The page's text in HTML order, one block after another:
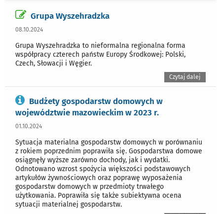
Grupa Wyszehradzka
08.10.2024
Grupa Wyszehradzka to nieformalna regionalna forma
współpracy czterech państw Europy Środkowej: Polski,
Czech, Słowacji i Węgier.
Czytaj dalej
Budżety gospodarstw domowych w
województwie mazowieckim w 2023 r.
01.10.2024
Sytuacja materialna gospodarstw domowych w porównaniu
z rokiem poprzednim poprawiła się. Gospodarstwa domowe
osiągnęły wyższe zarówno dochody, jak i wydatki.
Odnotowano wzrost spożycia większości podstawowych
artykułów żywnościowych oraz poprawę wyposażenia
gospodarstw domowych w przedmioty trwałego
użytkowania. Poprawiła się także subiektywna ocena
sytuacji materialnej gospodarstw.